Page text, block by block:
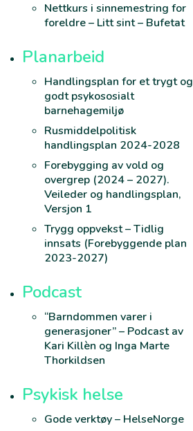
Nettkurs i sinnemestring for
foreldre – Litt sint – Bufetat
Planarbeid
Handlingsplan for et trygt og
godt psykososialt
barnehagemiljø
Rusmiddelpolitisk
handlingsplan 2024-2028
Forebygging av vold og
overgrep (2024 – 2027).
Veileder og handlingsplan,
Versjon 1
Trygg oppvekst – Tidlig
innsats (Forebyggende plan
2023-2027)
Podcast
“Barndommen varer i
generasjoner” – Podcast av
Kari Killèn og Inga Marte
Thorkildsen
Psykisk helse
Gode verktøy – HelseNorge